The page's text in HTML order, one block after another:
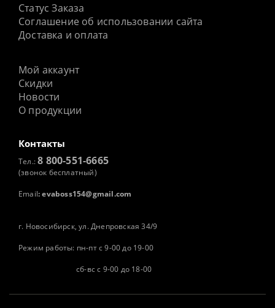
Статус Заказа
Соглашение об использовании сайта
Доставка и оплата
Мой аккаунт
Скидки
Новости
О продукции
Контакты
Тел.:8 800-551-6665
(звонок бесплатный)
Email: evaboss154@gmail.com
г. Новосибирск, ул. Днепровская 34/9
Режим работы: пн-пт с 9-00 до 19-00
сб-вс с 9-00 до 18-00